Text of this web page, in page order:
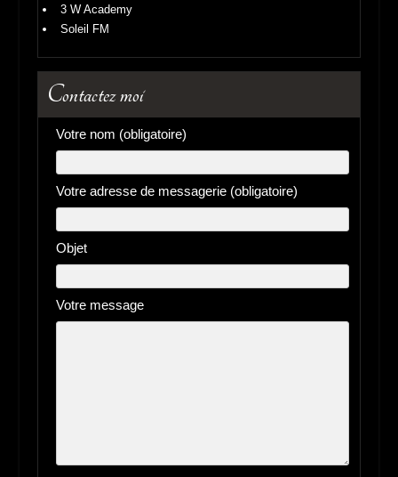
3 W Academy
Soleil FM
Contactez moi
Votre nom (obligatoire)
Votre adresse de messagerie (obligatoire)
Objet
Votre message